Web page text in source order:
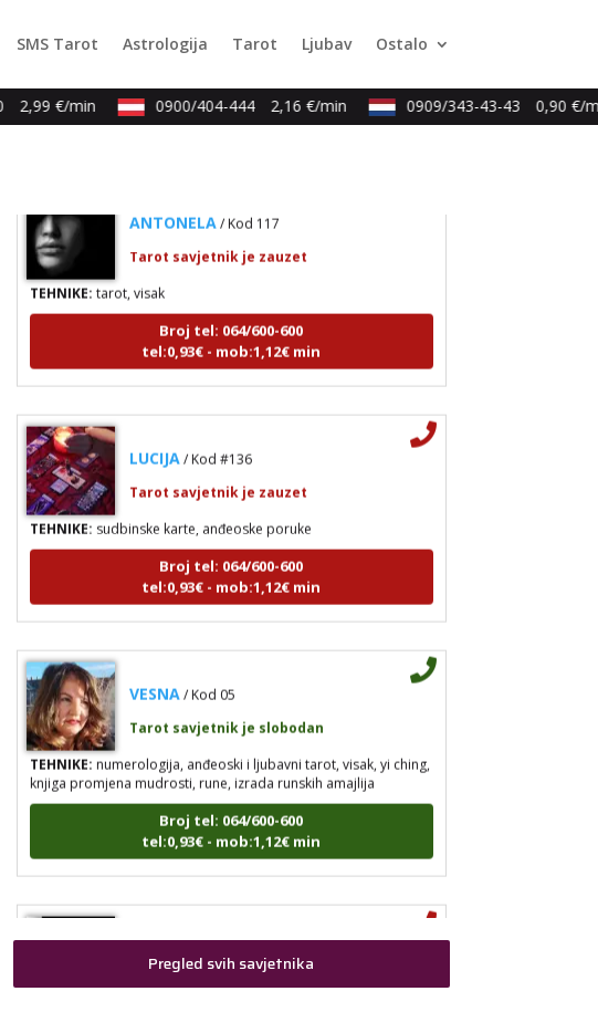
SMS Tarot Astrologija Tarot Ljubav Ostalo
2,99 €/min 0900/404-444 2,16 €/min 0909/343-43-43 0,90 €/
knjiga promjena mudrosti, rune, izrada runskih amajlija
tel:0,93€ - mob:1,12€ min
TEHNIKE:tarot, visak
Broj tel: 064/600-600
tel:0,93€ - mob:1,12€ min
TEHNIKE:sudbinske karte, anđeoske poruke
Broj tel: 064/600-600
tel:0,93€ - mob:1,12€ min
TEHNIKE:numerologija, anđeoski i ljubavni tarot, visak, yi ching,
knjiga promjena mudrosti, rune, izrada runskih amajlija
Broj tel: 064/600-600
tel:0,93€ - mob:1,12€ min
ANTONELA/ Kod 117
Tarot savjetnik je zauzet
Pregled svih savjetnika